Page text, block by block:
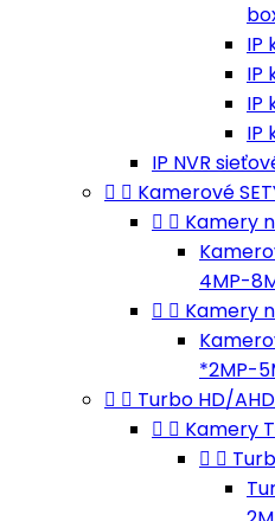
IP
IP
IP
IP
IP NVR
  Kamerové
  Kamery
4MP-
  Kamery
*2MP-
  Turbo HD/
  Kamery
 